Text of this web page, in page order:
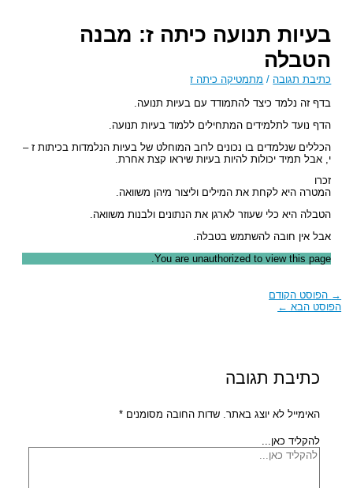
בעיות תנועה כיתה ז: מבנה
הטבלה
כתיבת תגובה / מתמטיקה כיתה ז
בדף זה נלמד כיצד להתמודד עם בעיות תנועה.
הדף נועד לתלמידים המתחילים ללמוד בעיות תנועה.
הכללים שנלמדים בו נכונים לרוב המוחלט של בעיות הנלמדות בכיתות ז –
י, אבל תמיד יכולות להיות בעיות שיראו קצת אחרת.
זכרו
המטרה היא לקחת את המילים וליצור מיהן משוואה.
הטבלה היא כלי שעוזר לארגן את הנתונים ולבנות משוואה.
אבל אין חובה להשתמש בטבלה.
You are unauthorized to view this page.
→ הפוסט הקודם
הפוסט הבא ←
כתיבת תגובה
האימייל לא יוצג באתר. שדות החובה מסומנים*
להקליד כאן...